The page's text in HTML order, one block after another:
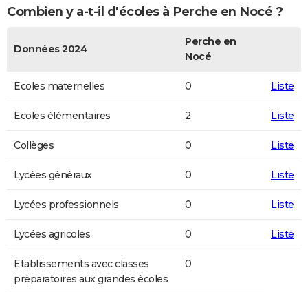
Combien y a-t-il d'écoles à Perche en Nocé ?
Données 2024
Perche en
Nocé
Ecoles maternelles 0 Liste
Ecoles élémentaires 2 Liste
Collèges 0 Liste
Lycées généraux 0 Liste
Lycées professionnels 0 Liste
Lycées agricoles 0 Liste
Etablissements avec classes
préparatoires aux grandes écoles
0